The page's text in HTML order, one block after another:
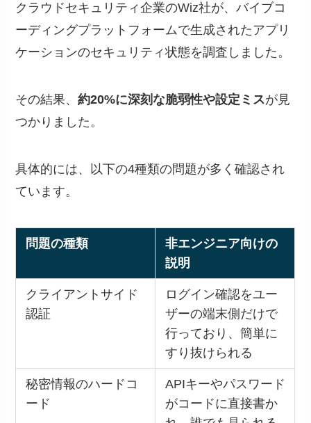
クラウドセキュリティ企業のWiz社が、バイブコ
ーディングプラットフォームで生成されたアプリ
ケーションのセキュリティ状態を調査しました。
その結果、約20%に深刻な脆弱性や設定ミスが見
つかりました。
具体的には、以下の4種類の問題が多く確認され
ています。
問題の種類
非エンジニア向けの
説明
クライアントサイド
認証
ログイン確認をユー
ザーの端末側だけで
行っており、簡単に
すり抜けられる
秘密情報のハードコ
ード
APIキーやパスワード
がコードに直接書か